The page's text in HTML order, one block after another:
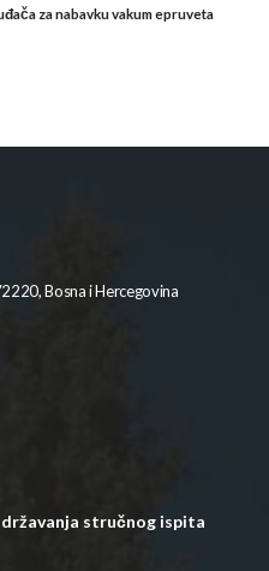
za nabavku vakum epruveta
Bosna i Hercegovina
stručnog ispita